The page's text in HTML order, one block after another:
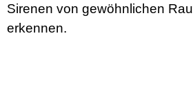
Sirenen von gewöhnlichen
erkennen.